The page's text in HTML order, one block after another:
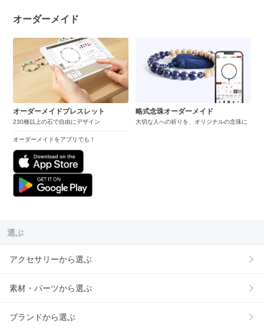
オーダーメイド
オーダーメイドブレスレット
230種以上の石で自由にデザイン
オーダーメイドをアプリでも！
略式念珠オーダーメイド
大切な人への祈りを、オリジナルの念珠に
選ぶ
アクセサリーから選ぶ
素材・パーツから選ぶ
ブランドから選ぶ